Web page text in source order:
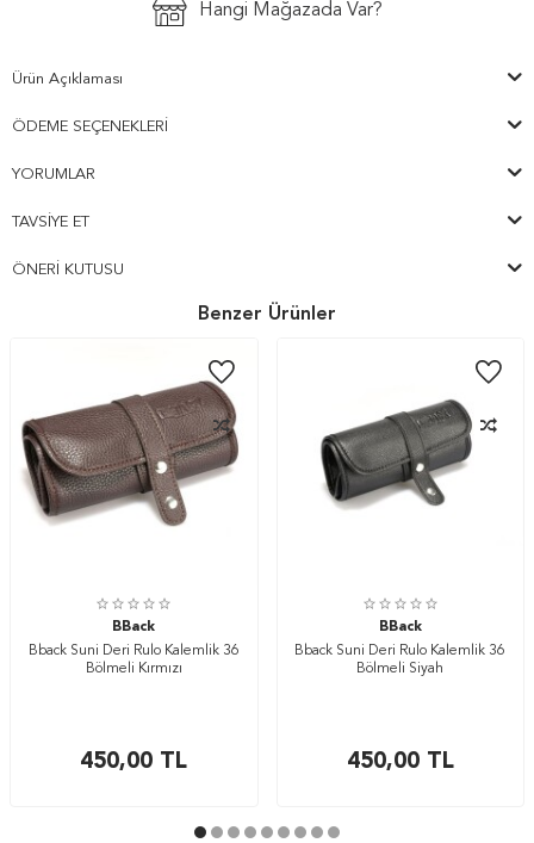
Hangi Mağazada Var?
Ürün Açıklaması
ÖDEME SEÇENEKLERI
YORUMLAR
TAVSIYE ET
ÖNERI KUTUSU
Benzer Ürünler
BBack
Bback Suni Deri Rulo Kalemlik 36
Bölmeli Kırmızı
450,00 TL
BBack
Bback Suni Deri Rulo Kalemlik 36
Bölmeli Siyah
450,00TL